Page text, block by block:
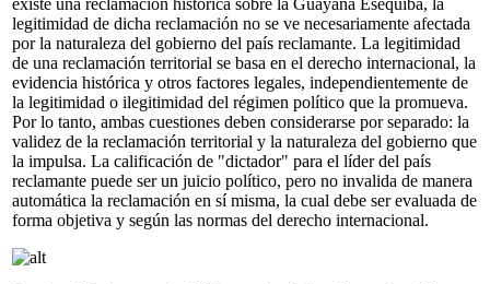
existe una reclamación histórica sobre la Guayana Esequiba, la
legitimidad de dicha reclamación no se ve necesariamente afectada
por la naturaleza del gobierno del país reclamante. La legitimidad
de una reclamación territorial se basa en el derecho internacional, la
evidencia histórica y otros factores legales, independientemente de
la legitimidad o ilegitimidad del régimen político que la promueva.
Por lo tanto, ambas cuestiones deben considerarse por separado: la
validez de la reclamación territorial y la naturaleza del gobierno que
la impulsa. La calificación de "dictador" para el líder del país
reclamante puede ser un juicio político, pero no invalida de manera
automática la reclamación en sí misma, la cual debe ser evaluada de
forma objetiva y según las normas del derecho internacional.